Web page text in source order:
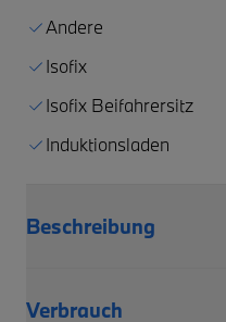
Andere
Isofix
Isofix Beifahrersitz
Induktionsladen
Beschreibung
Verbrauch